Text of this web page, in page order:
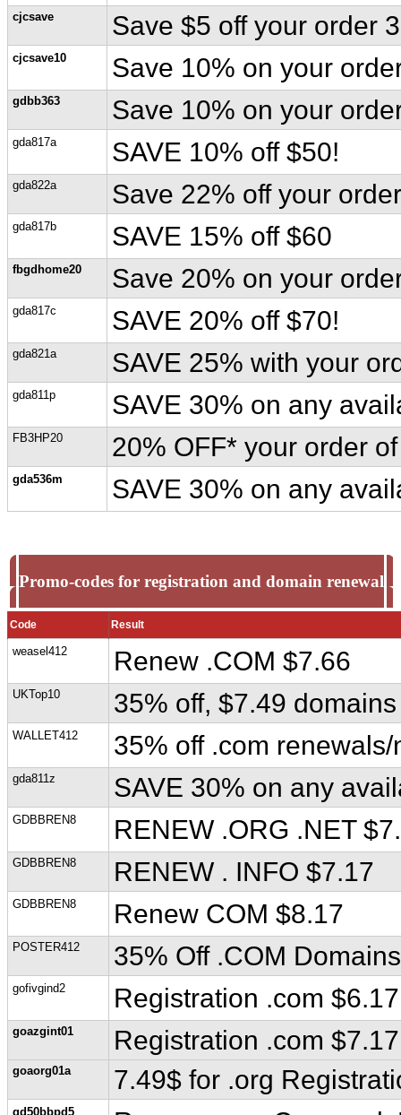
cjcsave Save $5 off your order
cjcsave10 Save 10% on your
gdbb363 Save 10% on your
gda817a SAVE 10% off $50!
gda822a Save 22% off your
gda817b SAVE 15% off $60
fbgdhome20 Save 20% on your
gda817c SAVE 20% off $70!
gda821a SAVE 25% with your
gda811p SAVE 30% on any
FB3HP20 20% OFF* your order
gda536m SAVE 30% on any
Promo-codes for registration and domain renewal
Code Result
weasel412 Renew .COM $7.66
UKTop10 35% off, $7.49
WALLET412 35% off .com
gda811z SAVE 30% on any
GDBBREN8 RENEW .ORG .NET
GDBBREN8 RENEW . INFO $7.17
GDBBREN8 Renew COM $8.17
POSTER412 35% Off .COM Domains
gofivgind2 Registration .com $6.17
goazgint01 Registration .com $7.17
goaorg01a 7.49$ for .org